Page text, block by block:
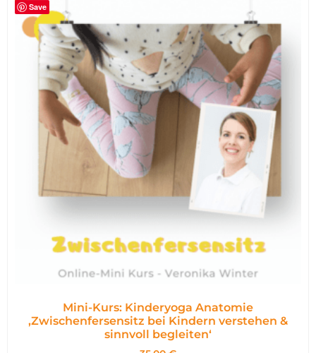
Save
Mini-Kurs: Kinderyoga Anatomie
,Zwischenfersensitz bei Kindern verstehen &
sinnvoll begleiten‘